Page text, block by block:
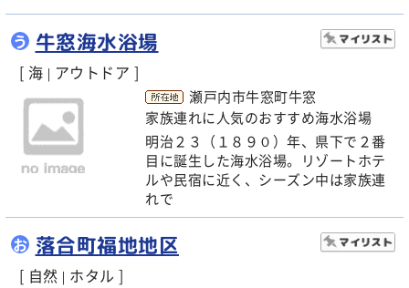
う 牛窓海水浴場
[ 海 アウトドア ]
瀬戸内市牛窓町牛窓
家族連れに人気のおすすめ海水浴場
明治２３（１８９０）年、県下で２番
目に誕生した海水浴場。リゾートホテ
ルや民宿に近く、シーズン中は家族連
れで
お 落合町福地地区
[ 自然 ホタル ]